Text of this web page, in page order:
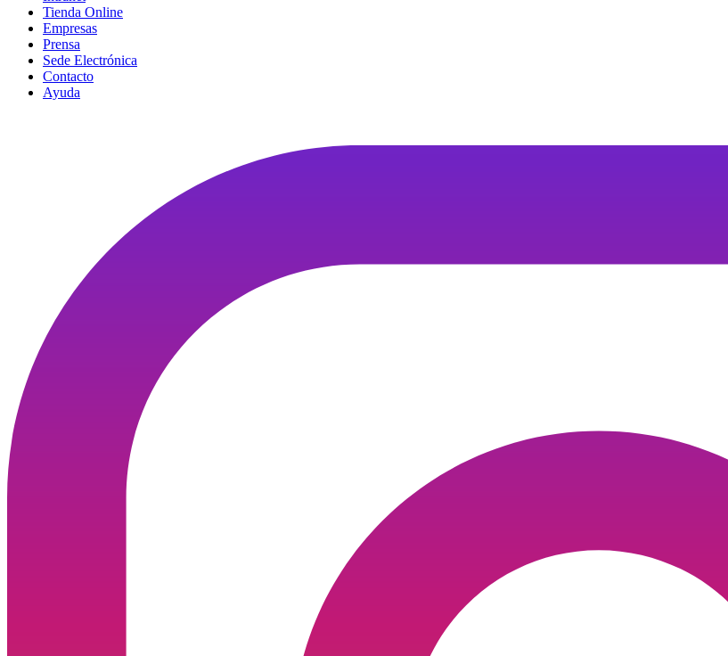
Tienda Online
Empresas
Prensa
Sede Electrónica
Contacto
Ayuda